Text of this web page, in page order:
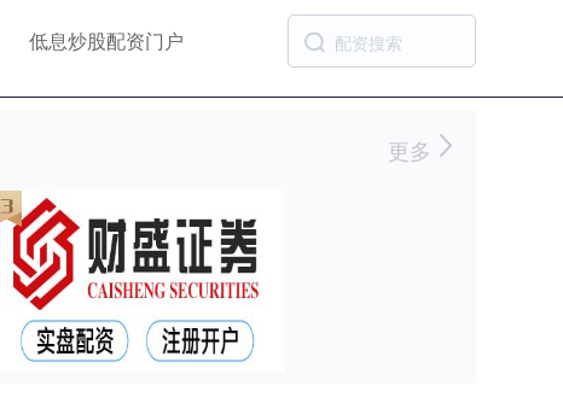
低息炒股配资门户
更多